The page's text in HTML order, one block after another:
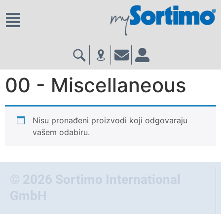
00 - Miscellaneous
Nisu pronađeni proizvodi koji odgovaraju
vašem odabiru.
© 2026 Sortimo International
GmbH